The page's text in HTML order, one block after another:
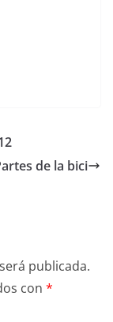
de la bici
publicada.
con *